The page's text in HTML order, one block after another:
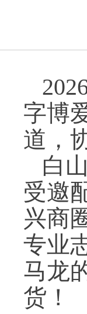
字博
道，
白
受邀
兴商
专业
马龙
货！